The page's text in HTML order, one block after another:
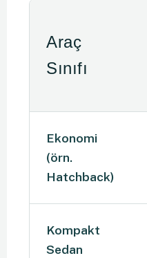
Araç
Sınıfı
Ekonomi
(örn.
Hatchback)
Kompakt
Sedan